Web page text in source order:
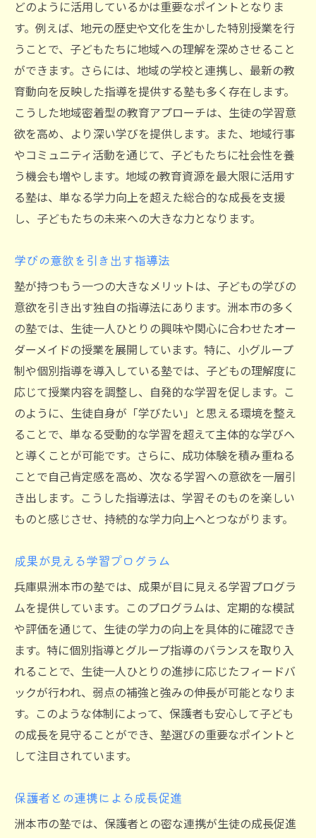
どのように活用しているかは重要なポイントとなりま
す。例えば、地元の歴史や文化を生かした特別授業を行
うことで、子どもたちに地域への理解を深めさせること
ができます。さらには、地域の学校と連携し、最新の教
育動向を反映した指導を提供する塾も多く存在します。
こうした地域密着型の教育アプローチは、生徒の学習意
欲を高め、より深い学びを提供します。また、地域行事
やコミュニティ活動を通じて、子どもたちに社会性を養
う機会も増やします。地域の教育資源を最大限に活用す
る塾は、単なる学力向上を超えた総合的な成長を支援
し、子どもたちの未来への大きな力となります。
学びの意欲を引き出す指導法
塾が持つもう一つの大きなメリットは、子どもの学びの
意欲を引き出す独自の指導法にあります。洲本市の多く
の塾では、生徒一人ひとりの興味や関心に合わせたオー
ダーメイドの授業を展開しています。特に、小グループ
制や個別指導を導入している塾では、子どもの理解度に
応じて授業内容を調整し、自発的な学習を促します。こ
のように、生徒自身が「学びたい」と思える環境を整え
ることで、単なる受動的な学習を超えて主体的な学びへ
と導くことが可能です。さらに、成功体験を積み重ねる
ことで自己肯定感を高め、次なる学習への意欲を一層引
き出します。こうした指導法は、学習そのものを楽しい
ものと感じさせ、持続的な学力向上へとつながります。
成果が見える学習プログラム
兵庫県洲本市の塾では、成果が目に見える学習プログラ
ムを提供しています。このプログラムは、定期的な模試
や評価を通じて、生徒の学力の向上を具体的に確認でき
ます。特に個別指導とグループ指導のバランスを取り入
れることで、生徒一人ひとりの進捗に応じたフィードバ
ックが行われ、弱点の補強と強みの伸長が可能となりま
す。このような体制によって、保護者も安心して子ども
の成長を見守ることができ、塾選びの重要なポイントと
して注目されています。
保護者との連携による成長促進
洲本市の塾では、保護者との密な連携が生徒の成長促進